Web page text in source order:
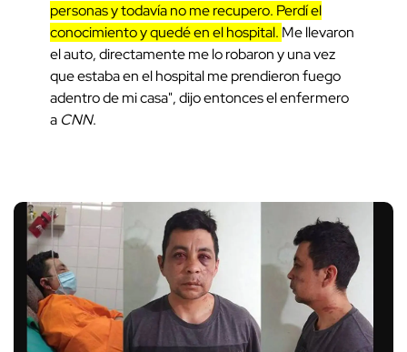
personas y todavía no me recupero. Perdí el
conocimiento y quedé en el hospital. Me llevaron
el auto, directamente me lo robaron y una vez
que estaba en el hospital me prendieron fuego
adentro de mi casa", dijo entonces el enfermero
a CNN.